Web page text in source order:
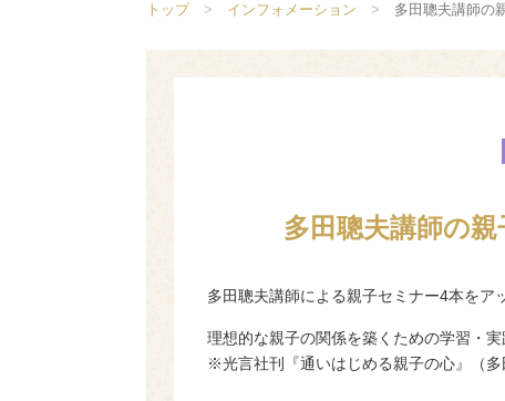
トップ インフォメーション 多田聰夫講師の
多田聰夫講師の
多田聰夫講師による親子セミナー4本をア
理想的な親子の関係を築くための学習・実
※光言社刊『通いはじめる親子の心』（多